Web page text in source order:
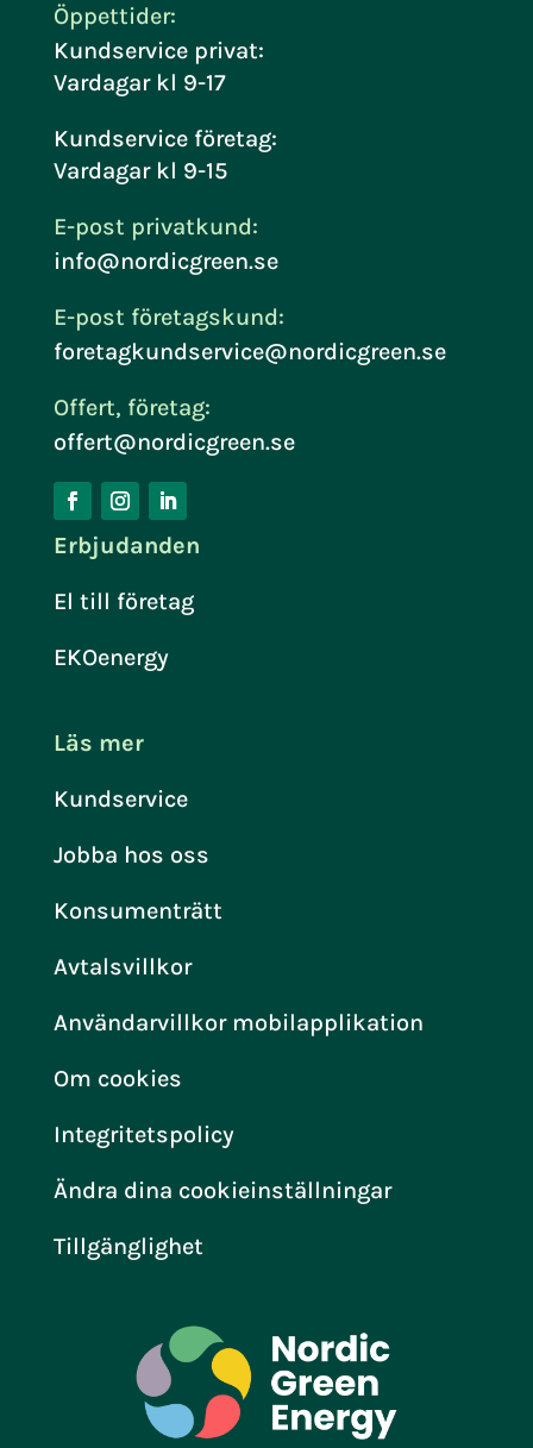
Öppettider:
Kundservice privat:
Vardagar kl 9-17
Kundservice företag:
Vardagar kl 9-15
E-post privatkund:
info@nordicgreen.se
E-post företagskund:
foretagkundservice@nordicgreen.se
Offert, företag:
offert@nordicgreen.se
Erbjudanden
El till företag
EKOenergy
Läs mer
Kundservice
Jobba hos oss
Konsumenträtt
Avtalsvillkor
Användarvillkor mobilapplikation
Om cookies
Integritetspolicy
Ändra dina cookieinställningar
Tillgänglighet